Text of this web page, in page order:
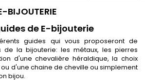
BIJOUTERIE
de E-bijouterie
guides qui vous proposeront de
de la bijouterie: les métaux, les pierres
d'une chevalière héraldique, la choix
d'une chaine de cheville ou simplement
bijou.